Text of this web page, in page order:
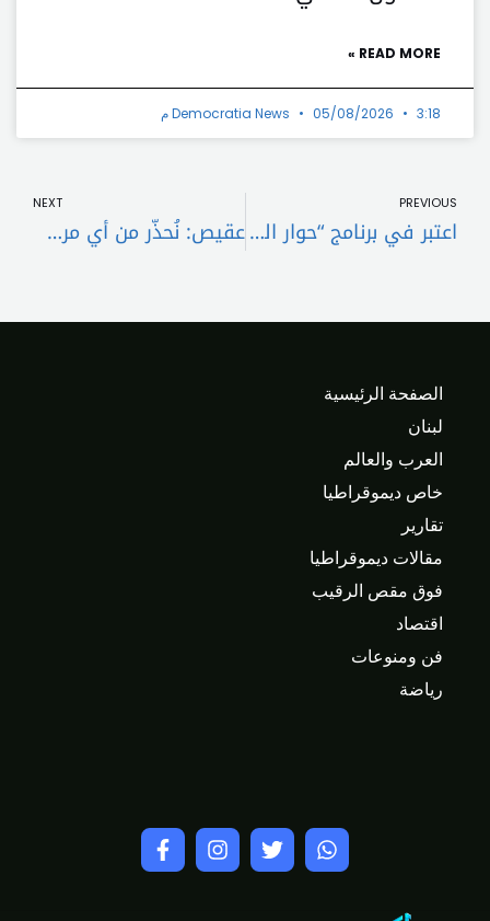
READ MORE »
Democratia News 05/08/2026 3:18 م
PREVIOUS
اعتبر في برنامج “حوار النهار” أن حماية لبنان تكون بإنتخاب رئيس مطر: مع تطبيق الـ ١٧٠١ وانتشار الجيش على الحدود ونرفض دعوات العسكرة والتسلّح
NEXT
عقيص: نُحذّر من أي مرسوم تفرّغ في “اللبنانية” لا يراعي الكفاءة والتوازن
الصفحة الرئيسية
لبنان
العرب والعالم
خاص ديموقراطيا
تقارير
مقالات ديموقراطيا
فوق مقص الرقيب
اقتصاد
فن ومنوعات
رياضة